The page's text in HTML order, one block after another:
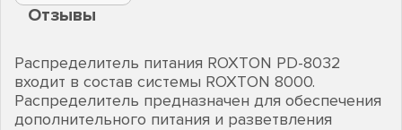
Отзывы
Распределитель питания ROXTON PD-8032
входит в состав системы ROXTON 8000.
Распределитель предназначен для обеспечения
дополнительного питания и разветвления